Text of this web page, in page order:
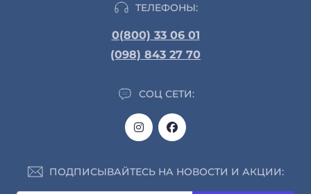
ТЕЛЕФОНЫ:
0(800) 33 06 01
(098) 843 27 70
СОЦ СЕТИ:
ПОДПИСЫВАЙТЕСЬ НА НОВОСТИ И АКЦИИ: